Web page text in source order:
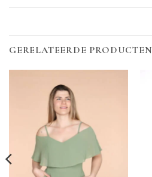
GERELATEERDE PRODUCTEN